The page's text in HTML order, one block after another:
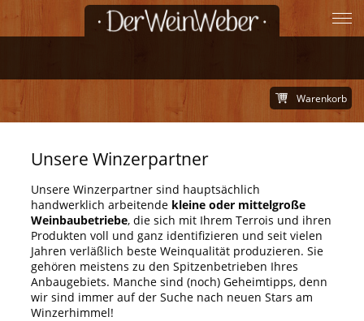
Warenkorb
Unsere Winzerpartner
Unsere Winzerpartner sind hauptsächlich
handwerklich arbeitendekleine oder mittelgroße
Weinbaubetriebe, die sich mit Ihrem Terrois und ihren
Produkten voll und ganz identifizieren und seit vielen
Jahren verläßlich beste Weinqualität produzieren. Sie
gehören meistens zu den Spitzenbetrieben Ihres
Anbaugebiets. Manche sind (noch) Geheimtipps, denn
wir sind immer auf der Suche nach neuen Stars am
Winzerhimmel!